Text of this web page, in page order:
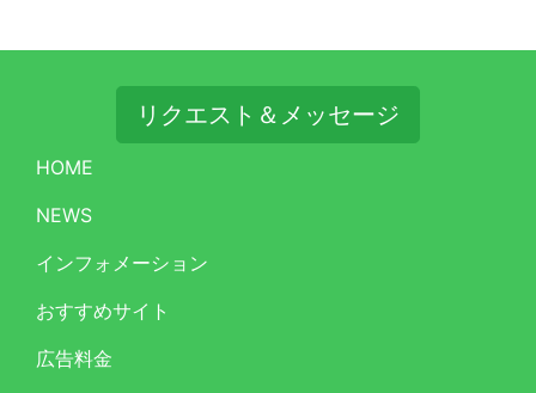
リクエスト＆メッセージ
HOME
NEWS
インフォメーション
おすすめサイト
広告料金